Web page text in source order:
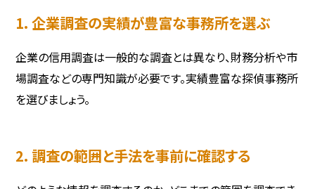
1. 企業調査の実績が豊富な事務所を選ぶ
企業の信用調査は一般的な調査とは異なり、財務分析や市
場調査などの専門知識が必要です。実績豊富な探偵事務所
を選びましょう。
2. 調査の範囲と手法を事前に確認する